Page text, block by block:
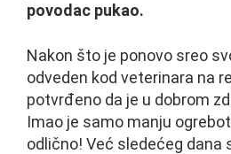
povodac pukao.
Nakon što je ponovo sreo
odveden kod veterinara na
potvrđeno da je u dobrom
Imao je samo manju
odlično! Već sledećeg dana